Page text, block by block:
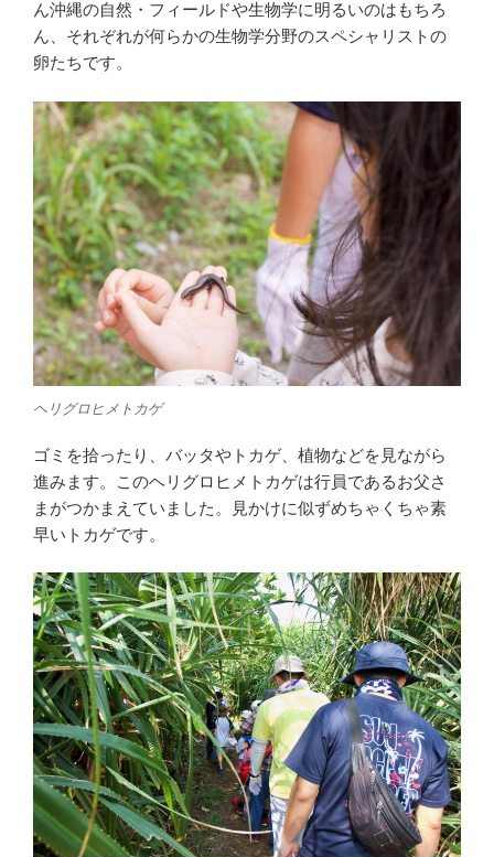
ん沖縄の自然・フィールドや生物学に明るいのはもちろ
ん、それぞれが何らかの生物学分野のスペシャリストの
卵たちです。
ヘリグロヒメトカゲ
ゴミを拾ったり、バッタやトカゲ、植物などを見ながら
進みます。このヘリグロヒメトカゲは行員であるお父さ
まがつかまえていました。見かけに似ずめちゃくちゃ素
早いトカゲです。